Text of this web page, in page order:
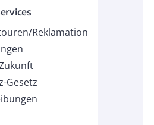
Reklamation
Gesetz